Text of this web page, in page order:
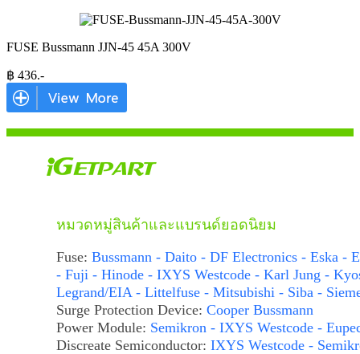
FUSE Bussmann JJN-45 45A 300V
฿ 436.-
หมวดหมู่สินค้าและแบรนด์ยอดนิยม
Fuse: Bussmann - Daito - DF Electronics - Eska -
- Fuji - Hinode - IXYS Westcode - Karl Jung -
Legrand/EIA - Littelfuse - Mitsubishi - Siba -
Surge Protection Device: Cooper Bussmann
Power Module: Semikron - IXYS Westcode -
Discreate Semiconductor: IXYS Westcode -